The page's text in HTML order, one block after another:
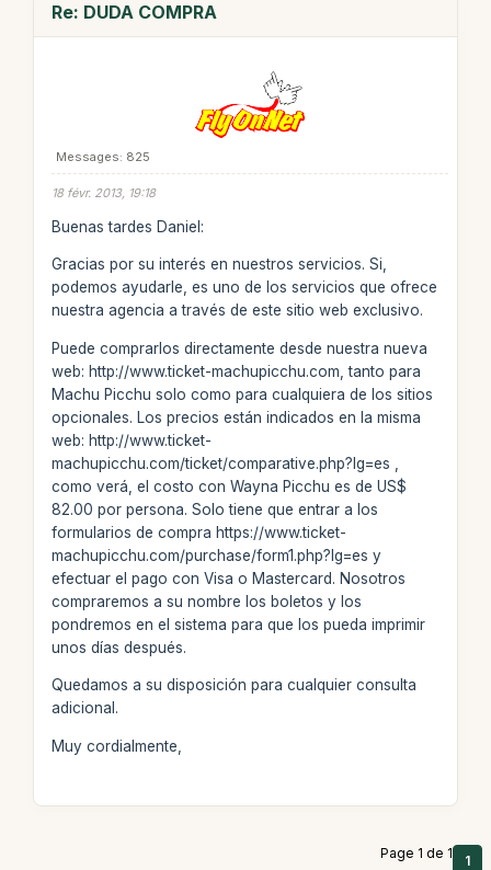
Re: DUDA COMPRA
Messages: 825
18 févr. 2013, 19:18
Buenas tardes Daniel:
Gracias por su interés en nuestros servicios. Si,
podemos ayudarle, es uno de los servicios que ofrece
nuestra agencia a través de este sitio web exclusivo.
Puede comprarlos directamente desde nuestra nueva
web: http://www.ticket-machupicchu.com, tanto para
Machu Picchu solo como para cualquiera de los sitios
opcionales. Los precios están indicados en la misma
web: http://www.ticket-
machupicchu.com/ticket/comparative.php?lg=es ,
como verá, el costo con Wayna Picchu es de US$
82.00 por persona. Solo tiene que entrar a los
formularios de compra https://www.ticket-
machupicchu.com/purchase/form1.php?lg=es y
efectuar el pago con Visa o Mastercard. Nosotros
compraremos a su nombre los boletos y los
pondremos en el sistema para que los pueda imprimir
unos días después.
Quedamos a su disposición para cualquier consulta
adicional.
Muy cordialmente,
Page 1 de 1 1